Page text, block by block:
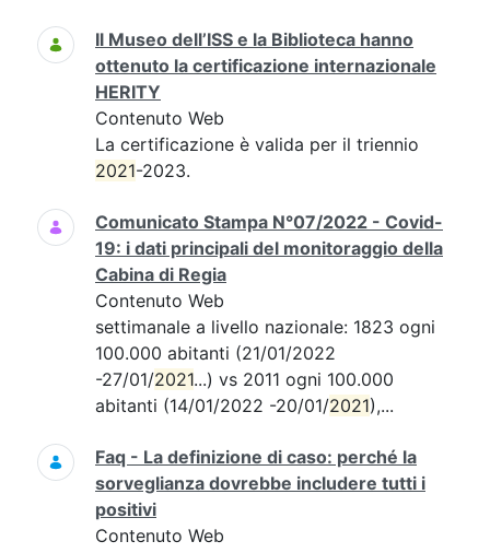
Il Museo dell’ISS e la Biblioteca hanno
ottenuto la certificazione internazionale
HERITY
Contenuto Web
La certificazione è valida per il triennio
2021-2023.
Comunicato Stampa N°07/2022 - Covid-
19: i dati principali del monitoraggio della
Cabina di Regia
Contenuto Web
settimanale a livello nazionale: 1823 ogni
100.000 abitanti (21/01/2022
-27/01/2021...) vs 2011 ogni 100.000
abitanti (14/01/2022 -20/01/2021),...
Faq - La definizione di caso: perché la
sorveglianza dovrebbe includere tutti i
positivi
Contenuto Web